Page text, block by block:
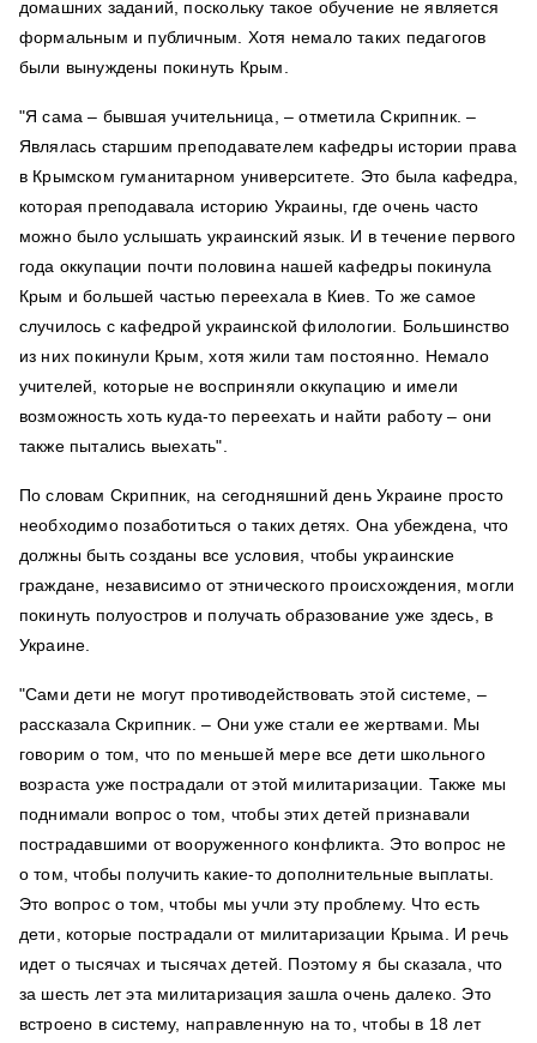
домашних заданий, поскольку такое обучение не является
формальным и публичным. Хотя немало таких педагогов
были вынуждены покинуть Крым.
"Я сама – бывшая учительница, – отметила Скрипник. –
Являлась старшим преподавателем кафедры истории права
в Крымском гуманитарном университете. Это была кафедра,
которая преподавала историю Украины, где очень часто
можно было услышать украинский язык. И в течение первого
года оккупации почти половина нашей кафедры покинула
Крым и большей частью переехала в Киев. То же самое
случилось с кафедрой украинской филологии. Большинство
из них покинули Крым, хотя жили там постоянно. Немало
учителей, которые не восприняли оккупацию и имели
возможность хоть куда-то переехать и найти работу – они
также пытались выехать".
По словам Скрипник, на сегодняшний день Украине просто
необходимо позаботиться о таких детях. Она убеждена, что
должны быть созданы все условия, чтобы украинские
граждане, независимо от этнического происхождения, могли
покинуть полуостров и получать образование уже здесь, в
Украине.
"Сами дети не могут противодействовать этой системе, –
рассказала Скрипник. – Они уже стали ее жертвами. Мы
говорим о том, что по меньшей мере все дети школьного
возраста уже пострадали от этой милитаризации. Также мы
поднимали вопрос о том, чтобы этих детей признавали
пострадавшими от вооруженного конфликта. Это вопрос не
о том, чтобы получить какие-то дополнительные выплаты.
Это вопрос о том, чтобы мы учли эту проблему. Что есть
дети, которые пострадали от милитаризации Крыма. И речь
идет о тысячах и тысячах детей. Поэтому я бы сказала, что
за шесть лет эта милитаризация зашла очень далеко. Это
встроено в систему, направленную на то, чтобы в 18 лет